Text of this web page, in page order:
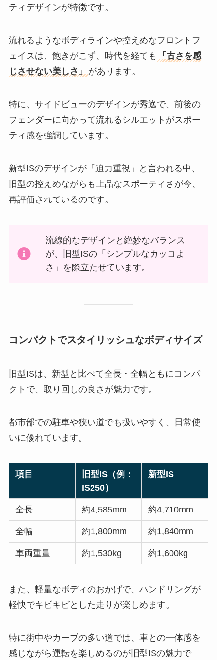
ティデザインが特徴です。
流れるようなボディラインや控えめなフロントフ
ェイスは、飽きがこず、時代を経ても
「古さを感
じさせない美しさ」
があります。
特に、サイドビューのデザインが秀逸で、前後の
フェンダーに向かって流れるシルエットがスポー
ティ感を強調しています。
新型ISのデザインが「迫力重視」と言われる中、
旧型の控えめながらも上品なスポーティさが今、
再評価されているのです。
流線的なデザインと絶妙なバランス
が、旧型ISの「シンプルなカッコよ
さ」を際立たせています。
コンパクトでスタイリッシュなボディサイズ
旧型ISは、新型と比べて全長・全幅ともにコンパ
クトで、取り回しの良さが魅力です。
都市部での駐車や狭い道でも扱いやすく、日常使
いに優れています。
項目
旧型IS（例：
IS250）
新型IS
全長 約4,585mm 約4,710mm
全幅 約1,800mm 約1,840mm
車両重量 約1,530kg 約1,600kg
また、軽量なボディのおかげで、ハンドリングが
軽快でキビキビとした走りが楽しめます。
特に街中やカーブの多い道では、車との一体感を
感じながら運転を楽しめるのが旧型ISの魅力で